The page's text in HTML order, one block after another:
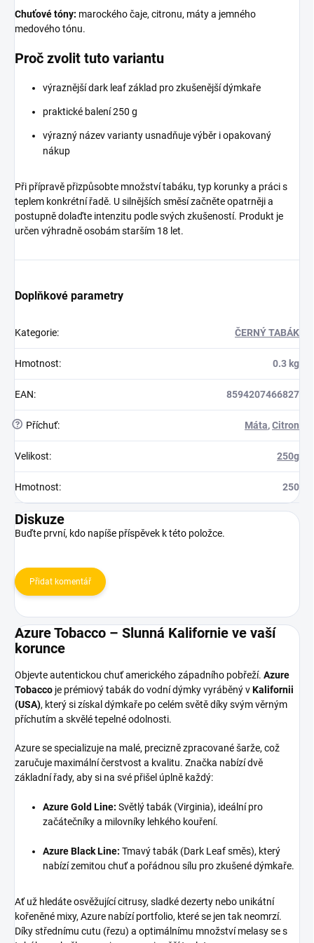
Chuťové tóny: marockého čaje, citronu, máty a jemného
medového tónu.
Proč zvolit tuto variantu
výraznější dark leaf základ pro zkušenější dýmkaře
praktické balení 250 g
výrazný název varianty usnadňuje výběr i opakovaný
nákup
Při přípravě přizpůsobte množství tabáku, typ korunky a práci s
teplem konkrétní řadě. U silnějších směsí začněte opatrněji a
postupně dolaďte intenzitu podle svých zkušeností. Produkt je
určen výhradně osobám starším 18 let.
Doplňkové parametry
Kategorie: ČERNÝ TABÁK
Hmotnost: 0.3 kg
EAN: 8594207466827
? Příchuť: Máta,Citron
Velikost: 250g
Hmotnost: 250
Diskuze
Buďte první, kdo napíše příspěvek k této položce.
Přidat komentář
Azure Tobacco – Slunná Kalifornie ve vaší
korunce
Objevte autentickou chuť amerického západního pobřeží. Azure
Tobacco je prémiový tabák do vodní dýmky vyráběný vKalifornii
(USA), který si získal dýmkaře po celém světě díky svým věrným
příchutím a skvělé tepelné odolnosti.
Azure se specializuje na malé, precizně zpracované šarže, což
zaručuje maximální čerstvost a kvalitu. Značka nabízí dvě
základní řady, aby si na své přišel úplně každý:
Azure Gold Line: Světlý tabák (Virginia), ideální pro
začátečníky a milovníky lehkého kouření.
Azure Black Line: Tmavý tabák (Dark Leaf směs), který
nabízí zemitou chuť a pořádnou sílu pro zkušené dýmkaře.
Ať už hledáte osvěžující citrusy, sladké dezerty nebo unikátní
kořeněné mixy, Azure nabízí portfolio, které se jen tak neomrzí.
Díky střednímu cutu (řezu) a optimálnímu množství melasy se s